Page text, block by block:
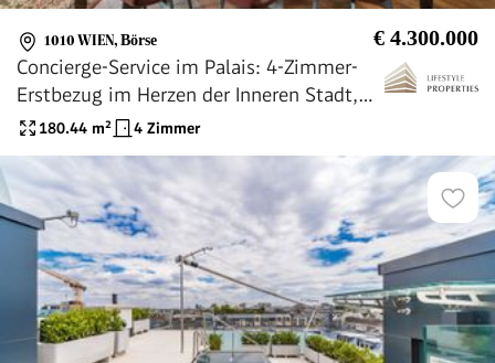
1010 WIEN, Börse € 4.300.000
Concierge-Service im Palais: 4-Zimmer-
Erstbezug im Herzen der Inneren Stadt,
Nähe Börse
180.44 m² 4 Zimmer